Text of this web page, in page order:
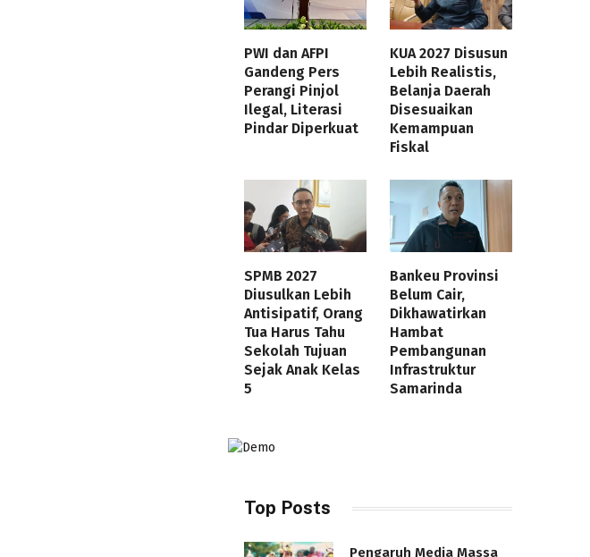
PWI dan AFPI
Gandeng Pers
Perangi Pinjol
Ilegal, Literasi
Pindar Diperkuat
KUA 2027 Disusun
Lebih Realistis,
Belanja Daerah
Disesuaikan
Kemampuan
Fiskal
SPMB 2027
Diusulkan Lebih
Antisipatif, Orang
Tua Harus Tahu
Sekolah Tujuan
Sejak Anak Kelas
5
Bankeu Provinsi
Belum Cair,
Dikhawatirkan
Hambat
Pembangunan
Infrastruktur
Samarinda
Top Posts
Pengaruh Media Massa